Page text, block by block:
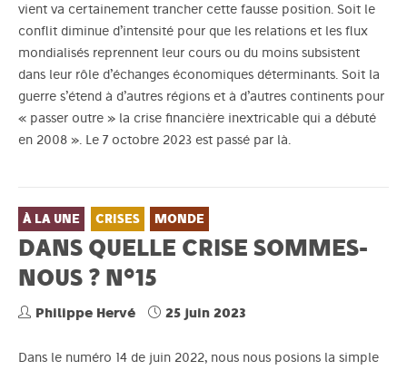
vient va certainement trancher cette fausse position. Soit le
conflit diminue d’intensité pour que les relations et les flux
mondialisés reprennent leur cours ou du moins subsistent
dans leur rôle d’échanges économiques déterminants. Soit la
guerre s’étend à d’autres régions et à d’autres continents pour
« passer outre » la crise financière inextricable qui a débuté
en 2008 ». Le 7 octobre 2023 est passé par là.
À LA UNE CRISES MONDE
DANS QUELLE CRISE SOMMES-
NOUS ? N°15
Philippe Hervé 25 juin 2023
Dans le numéro 14 de juin 2022, nous nous posions la simple